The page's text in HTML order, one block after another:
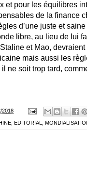
et pour les équilibres
de la finance
d’une juste et
libre, au lieu de lui
et Mao,
mais aussi les
ne soit trop tard,
2018
EDITORIAL